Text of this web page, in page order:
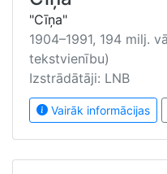
"Cīņa"
1904–1991, 194 milj.
tekstvienību)
Izstrādātāji: LNB
Vairāk informācijas